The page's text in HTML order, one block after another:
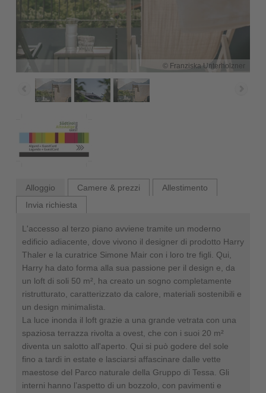
© Franziska Unterholzner
Alloggio Camere & prezzi
Allestimento
Invia richiesta
L'accesso al terzo piano avviene tramite un moderno
edificio adiacente, dove vivono il designer di prodotto Harry
Thaler e la curatrice Simone Mair con i loro tre figli. Qui,
Harry ha dato forma alla sua passione per il design e, da
un loft di soli 50 m², ha creato un sogno completamente
ristrutturato, caratterizzato da calore, materiali sostenibili e
un design minimalista.
La luce inonda il loft grazie a una grande vetrata con una
spaziosa terrazza rivolta a ovest, che con i suoi 20 m²
diventa un salotto all'aperto. Qui si può godere del sole
fino a tardi in estate e lasciarsi affascinare dalle vette
maestose del Parco naturale della Gruppo di Tessa. Gli
interni hanno l’aspetto di un bozzolo, con pavimenti e